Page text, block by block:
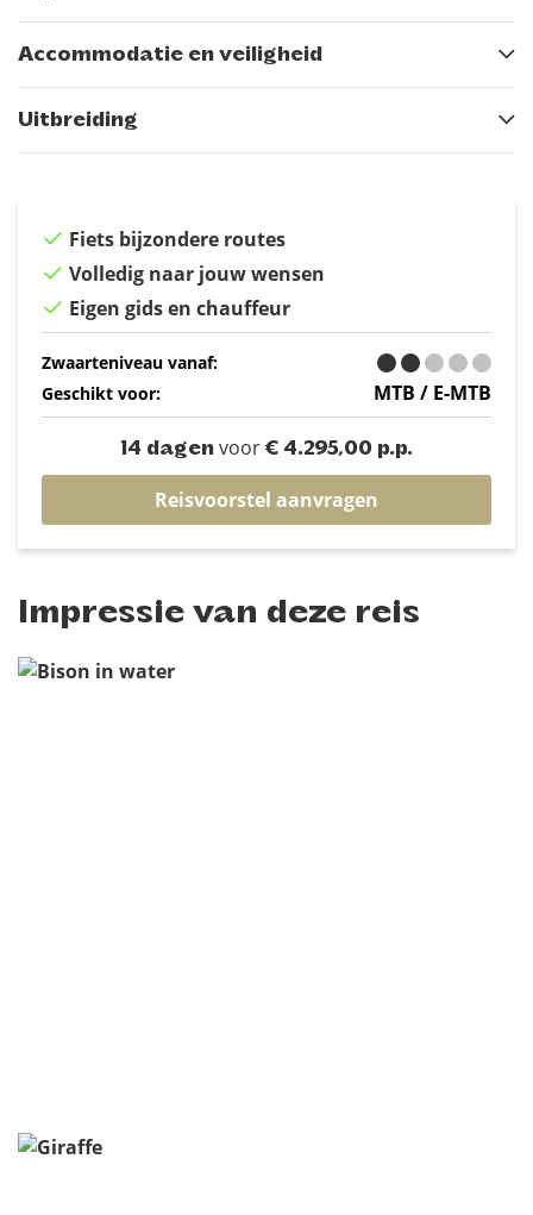
Accommodatie en veiligheid
Uitbreiding
Fiets bijzondere routes
Volledig naar jouw wensen
Eigen gids en chauffeur
Zwaarteniveau vanaf:
Geschikt voor:
MTB / E-MTB
14 dagen voor€ 4.295,00 p.p.
Reisvoorstel aanvragen
Impressie van deze reis